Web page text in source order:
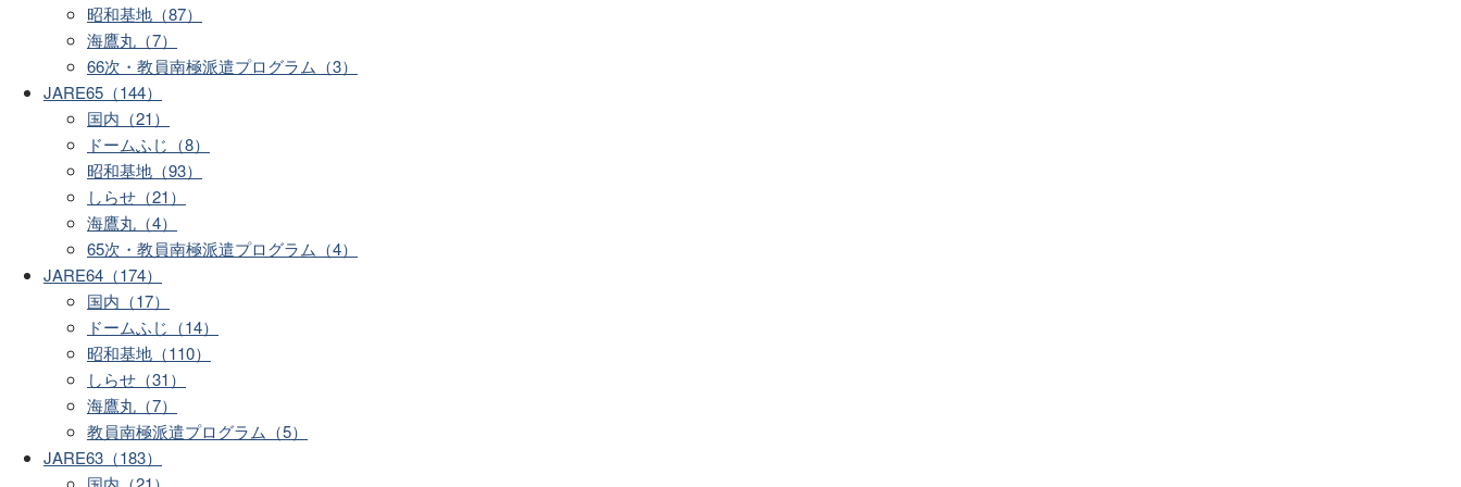
昭和基地（87）
海鷹丸（7）
66次・教員南極派遣プログラム（3）
JARE65（144）
国内（21）
ドームふじ（8）
昭和基地（93）
しらせ（21）
海鷹丸（4）
65次・教員南極派遣プログラム（4）
JARE64（174）
国内（17）
ドームふじ（14）
昭和基地（110）
しらせ（31）
海鷹丸（7）
教員南極派遣プログラム（5）
JARE63（183）